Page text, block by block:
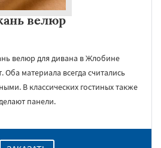
велюр
велюр для дивана в Жлобине
Оба материала всегда считались
В классических гостиных также
панели.